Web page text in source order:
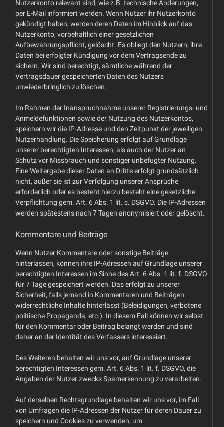
Nutzerkonto relevant sind, wie z.B. technische Änderungen,
per E-Mail informiert werden. Wenn Nutzer ihr Nutzerkonto
gekündigt haben, werden deren Daten im Hinblick auf das
Nutzerkonto, vorbehaltlich einer gesetzlichen
Aufbewahrungspflicht, gelöscht. Es obliegt den Nutzern, ihre
Daten bei erfolgter Kündigung vor dem Vertragsende zu
sichern. Wir sind berechtigt, sämtliche während der
Vertragsdauer gespeicherten Daten des Nutzers
unwiederbringlich zu löschen.
Im Rahmen der Inanspruchnahme unserer Registrierungs- und
Anmeldefunktionen sowie der Nutzung des Nutzerkontos,
speichern wir die IP-Adresse und den Zeitpunkt der jeweiligen
Nutzerhandlung. Die Speicherung erfolgt auf Grundlage
unserer berechtigten Interessen, als auch der Nutzer an
Schutz vor Missbrauch und sonstiger unbefugter Nutzung.
Eine Weitergabe dieser Daten an Dritte erfolgt grundsätzlich
nicht, außer sie ist zur Verfolgung unserer Ansprüche
erforderlich oder es besteht hierzu besteht eine gesetzliche
Verpflichtung gem. Art. 6 Abs. 1 lit. c. DSGVO. Die IP-Adressen
werden spätestens nach 7 Tagen anonymisiert oder gelöscht.
Kommentare und Beiträge
Wenn Nutzer Kommentare oder sonstige Beiträge
hinterlassen, können ihre IP-Adressen auf Grundlage unserer
berechtigten Interessen im Sinne des Art. 6 Abs. 1 lit. f. DSGVO
für 7 Tage gespeichert werden. Das erfolgt zu unserer
Sicherheit, falls jemand in Kommentaren und Beiträgen
widerrechtliche Inhalte hinterlässt (Beleidigungen, verbotene
politische Propaganda, etc.). In diesem Fall können wir selbst
für den Kommentar oder Beitrag belangt werden und sind
daher an der Identität des Verfassers interessiert.
Des Weiteren behalten wir uns vor, auf Grundlage unserer
berechtigten Interessen gem. Art. 6 Abs. 1 lit. f. DSGVO, die
Angaben der Nutzer zwecks Spamerkennung zu verarbeiten.
Auf derselben Rechtsgrundlage behalten wir uns vor, im Fall
von Umfragen die IP-Adressen der Nutzer für deren Dauer zu
speichern und Cookies zu verwenden, um